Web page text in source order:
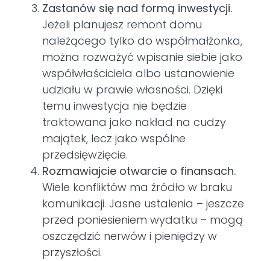
Zastanów się nad formą inwestycji.
Jeżeli planujesz remont domu
należącego tylko do współmałżonka,
można rozważyć wpisanie siebie jako
współwłaściciela albo ustanowienie
udziału w prawie własności. Dzięki
temu inwestycja nie będzie
traktowana jako nakład na cudzy
majątek, lecz jako wspólne
przedsięwzięcie.
Rozmawiajcie otwarcie o finansach.
Wiele konfliktów ma źródło w braku
komunikacji. Jasne ustalenia – jeszcze
przed poniesieniem wydatku – mogą
oszczędzić nerwów i pieniędzy w
przyszłości.